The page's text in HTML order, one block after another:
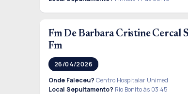
Fm De Barbara Cristine Cercal
Fm
26/04/2026
Onde Faleceu? Centro Hospitalar Unimed
Local Sepultamento? Rio Bonito às 03:45